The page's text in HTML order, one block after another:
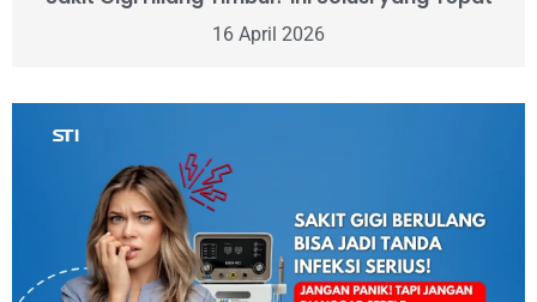
16 April 2026